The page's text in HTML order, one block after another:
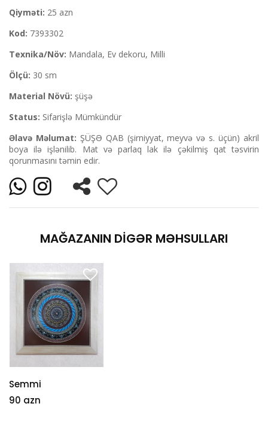
Qiyməti: 25 azn
Kod: 7393302
Texnika/Növ: Mandala, Ev dekoru, Milli
Ölçü: 30 sm
Material Növü: şüşə
Status: Sifarişlə Mümkündür
Əlavə Məlumat: ŞÜŞƏ QAB (şirniyyat, meyvə və s. üçün) akril
boya ilə işlənilib. Mat və parlaq lak ilə çəkilmiş qat təsvirin
qorunmasını təmin edir.
MAĞAZANIN DIGƏR MƏHSULLARI
Semmi
90 azn